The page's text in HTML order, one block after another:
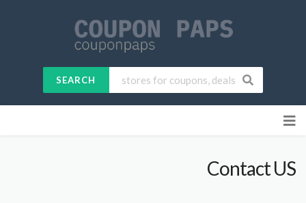
SEARCH
to
Contact US